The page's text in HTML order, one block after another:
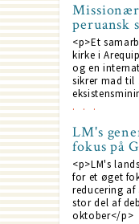
peruansk
<p>Et
kirke i
og en
sikrer mad til
LM's
fokus på
<p>LM's
for et øget
reducering af
stor del af
oktober</p>